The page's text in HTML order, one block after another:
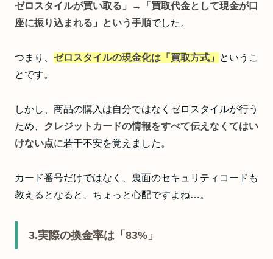
ゼロスタイルが買い取る」→「買取代金として現金が口
座に振り込まれる」という手順でした。
つまり、 ゼロスタイルの現金化は「買取方式」
というこ
とです。
しかし、商品の購入は自分ではなくゼロスタイルが行う
ため、 クレジットカードの情報をすべて伝えなくてはい
けない点に若干不安を覚えました。
カード番号だけではなく、裏面のセキュリティコードも
教えるとなると、ちょっと心配ですよね…。
3.実際の換金率は「83%」